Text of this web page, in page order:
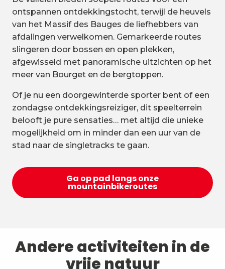
ontspannen ontdekkingstocht, terwijl de heuvels
van het Massif des Bauges de liefhebbers van
afdalingen verwelkomen. Gemarkeerde routes
slingeren door bossen en open plekken,
afgewisseld met panoramische uitzichten op het
meer van Bourget en de bergtoppen.
Of je nu een doorgewinterde sporter bent of een
zondagse ontdekkingsreiziger, dit speelterrein
belooft je pure sensaties… met altijd die unieke
mogelijkheid om in minder dan een uur van de
stad naar de singletracks te gaan.
Ga op pad langs onze
mountainbikeroutes
Andere activiteiten in de
vrije natuur